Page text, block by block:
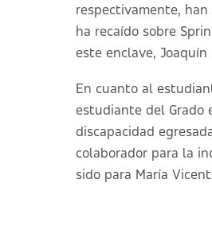
respectivamente,
ha recaído sobre
este enclave, Joaquín
En cuanto al
estudiante del Grado
discapacidad
colaborador para la
sido para María